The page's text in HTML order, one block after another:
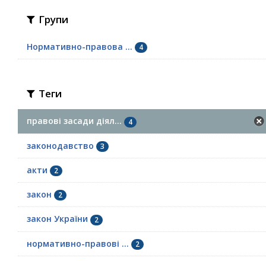
Групи
Нормативно-правова ... 4
Теги
правові засади діял... 4
законодавство 3
акти 2
закон 2
закон України 2
нормативно-правові ... 2